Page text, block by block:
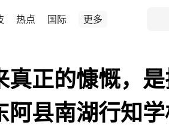
热点 国际 更多
真正的慷慨，
县南湖行知